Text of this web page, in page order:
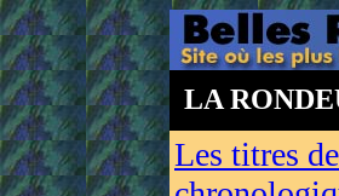
LA
Les titres